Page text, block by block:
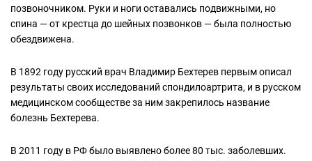
позвоночником. Руки и ноги оставались подвижными, но
спина — от крестца до шейных позвонков — была полностью
обездвижена.
В 1892 году русский врач Владимир Бехтерев первым описал
результаты своих исследований спондилоартрита, и в русском
медицинском сообществе за ним закрепилось название
болезнь Бехтерева.
В 2011 году в РФ было выявлено более 80 тыс. заболевших.